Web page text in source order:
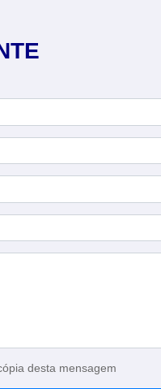
desta mensagem